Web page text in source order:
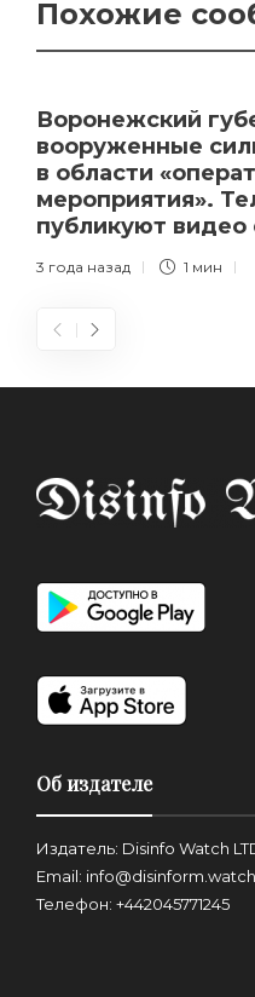
Похожие
Воронежский
вооруженные
в области
мероприятия».
публикуют видео
3 года назад 1 мин
Об издателе
Издатель: Disinfo Watch
Email: info@disinform.watch
Телефон: +442045771245